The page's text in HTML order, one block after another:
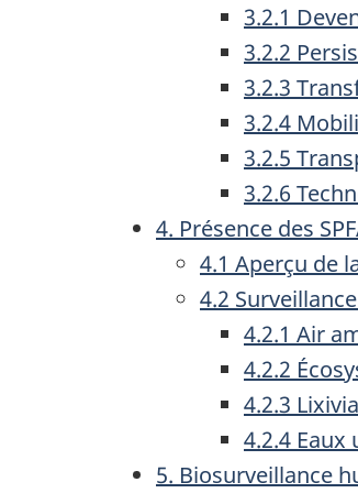
3.2.1
3.2.2
3.2.3
3.2.4
3.2.5
3.2.6
4. Présence des
4.1 Aperçu de
4.2
4.2.1 Air
4.2.2
4.2.3
4.2.4 Eaux
5. Biosurveillance